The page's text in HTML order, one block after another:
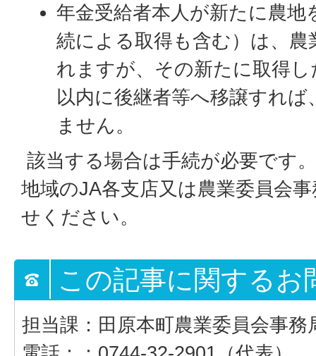
年金受給者本人が新たに農地
続による取得も含む）は、
れますが、その新たに取得
以内に後継者等へ移譲すれ
ません。
該当する場合は手続が必要です
地域のJA各支店又は農業委員会
せください。
この記事に関するお
担当課：田原本町農業委員会事務